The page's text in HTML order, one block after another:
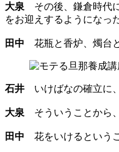
大泉 その後、鎌倉時代
をお迎えするようになっ
田中 花瓶と香炉、燭台
石井 いけばなの確立に
大泉 そういうことから
田中 花をいけるという